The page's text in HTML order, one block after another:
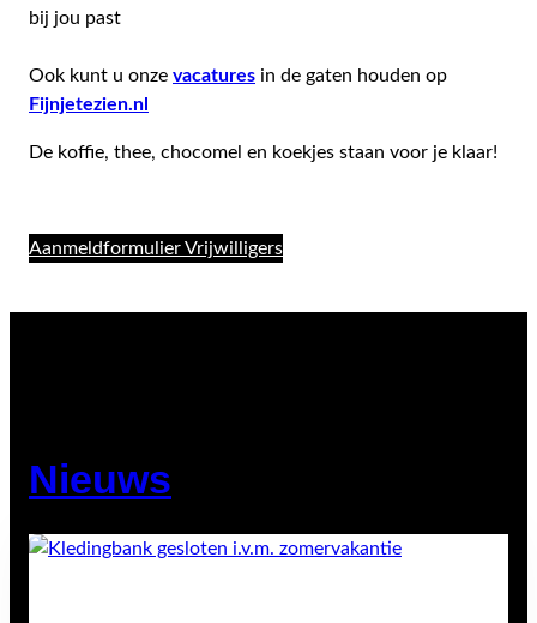
bij jou past
Ook kunt u onze vacatures in de gaten houden op
Fijnjetezien.nl
De koffie, thee, chocomel en koekjes staan voor je klaar!
Aanmeldformulier Vrijwilligers
Nieuws